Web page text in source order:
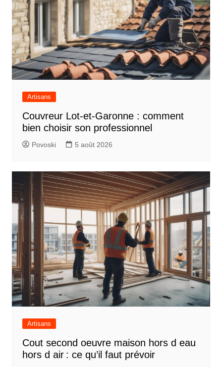
Artisans
Couvreur Lot-et-Garonne : comment
bien choisir son professionnel
Povoski 5 août 2026
Artisans
Cout second oeuvre maison hors d eau
hors d air : ce qu’il faut prévoir